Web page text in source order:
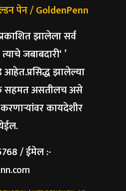
पेन / GoldenPenn
झालेला सर्व
जबाबदारी‘ ’
झालेल्या
सहमत असतीलच असे
कायदेशीर
/ ईमेल :-